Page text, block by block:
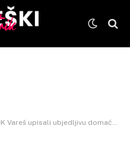
upisali ubjedljivu domaću pobjedu